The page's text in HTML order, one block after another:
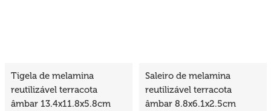
Tigela de melamina
reutilizável terracota
âmbar 13.4x11.8x5.8cm
Saleiro de melamina
reutilizável terracota
âmbar 8.8x6.1x2.5cm